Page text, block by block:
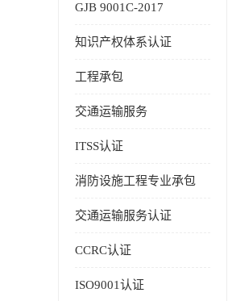
GJB 9001C-2017
知识产权体系认证
工程承包
交通运输服务
ITSS认证
消防设施工程专业承包
交通运输服务认证
CCRC认证
ISO9001认证